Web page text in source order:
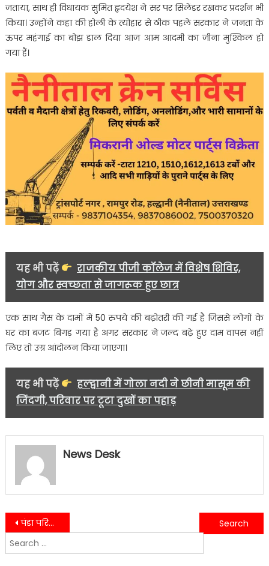
जताया, साथ ही विधायक सुमित हृदयेश ने सर पर सिलेंडर रखकर प्रदर्शन भी
किया। उन्होंने कहा की होली के त्योहार से ठीक पहले सरकार ने जनता के
ऊपर महंगाई का बोझ डाल दिया आज आम आदमी का जीना मुश्किल हो
गया हैं।
यह भी पढ़ें
राजकीय पीजी कॉलेज में विशेष शिविर,
योग और स्वच्छता से जागरूक हुए छात्र
एक साथ गैस के दामों में 50 रुपये की बढ़ोतरी की गई है जिससे लोगों के
घर का बजट बिगड़ गया है अगर सरकार ने जल्द बढ़े हुए दाम वापस नहीं
लिए तो उग्र आंदोलन किया जाएगा।
यह भी पढ़ें
हल्द्वानी में गोला नदी ने छीनी मासूम की
जिंदगी, परिवार पर टूटा दुखों का पहाड़
News Desk
Post
navigation
पंडा परिवार के साथ चैती मेले की तैयारियों में जुटा स्थानीय प्रशासन…..
चीर बन्धन के साथ कुमाऊं में हुई खड़ी होली की शुरुआत….
Search
for: